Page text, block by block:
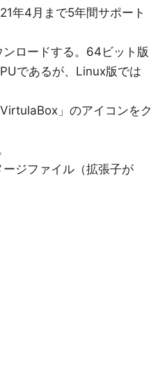
年4月まで5年間サポート
ロードする。64ビット版
であるが、Linux版では
」のアイコンを
ジファイル（拡張子が